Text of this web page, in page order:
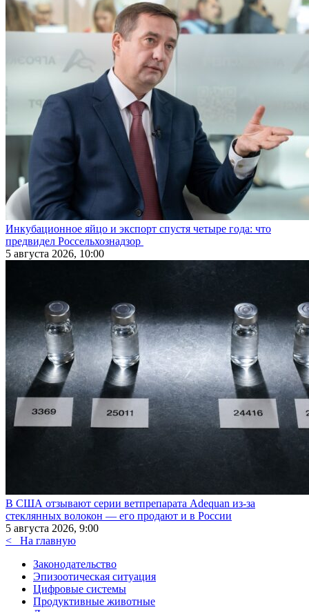
Инкубационное яйцо и экспорт спустя четыре года: что
предвидел Россельхознадзор
5 августа 2026, 10:00
В США отзывают серии ветпрепарата Adequan из-за
стеклянных волокон — его продают и в России
5 августа 2026, 9:00
<
На главную
Законодательство
Эпизоотическая ситуация
Цифровые системы
Продуктивные животные